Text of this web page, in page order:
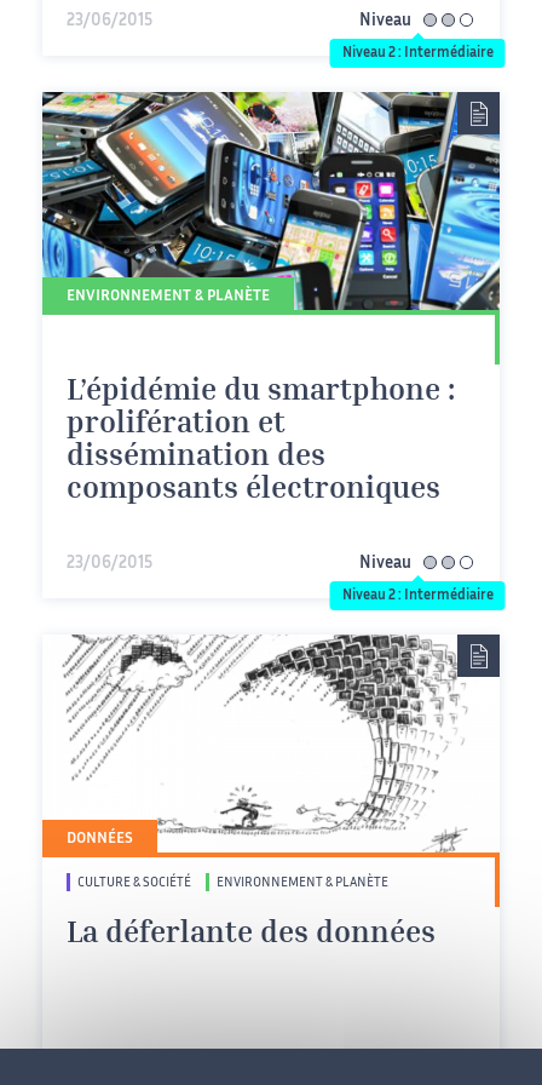
23/06/2015 Niveau intermédiaire
Niveau 2 : Intermédiaire
ENVIRONNEMENT & PLANÈTE
L’épidémie du smartphone :
prolifération et
dissémination des
composants électroniques
23/06/2015 Niveau intermédiaire
Niveau 2 : Intermédiaire
DONNÉES
CULTURE & SOCIÉTÉ ENVIRONNEMENT & PLANÈTE
La déferlante des données